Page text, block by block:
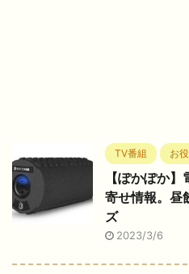
TV番組 お
【ぽかぽか
寄せ情報。昼
ズ
2023/3/6